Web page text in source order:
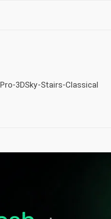
Pro-3DSky-Stairs-Classical